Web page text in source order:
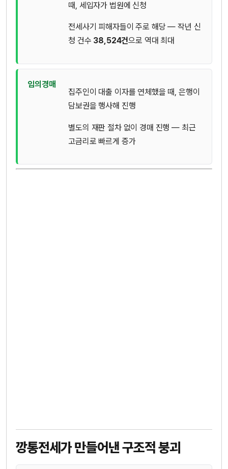
때, 세입자가 법원에 신청
전세사기 피해자들이 주로 해당 — 작년 신
청 건수 38,524건으로 역대 최대
임의경매
집주인이 대출 이자를 연체했을 때, 은행이
담보권을 행사해 진행
별도의 재판 절차 없이 경매 진행 — 최근
고금리로 빠르게 증가
깡통전세가 만들어낸 구조적 붕괴